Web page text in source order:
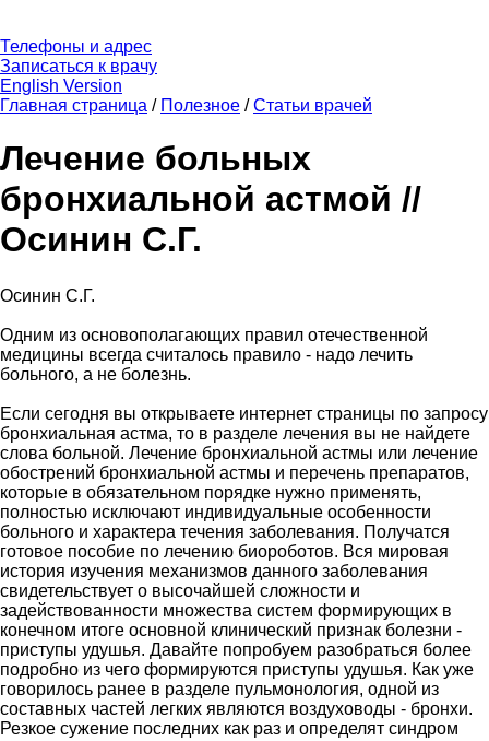
Телефоны и адрес
Записаться к врачу
English Version
Главная страница / Полезное / Статьи врачей
Лечение больных
бронхиальной астмой //
Осинин С.Г.
Осинин С.Г.
Одним из основополагающих правил отечественной
медицины всегда считалось правило - надо лечить
больного, а не болезнь.
Если сегодня вы открываете интернет страницы по запросу
бронхиальная астма, то в разделе лечения вы не найдете
слова больной. Лечение бронхиальной астмы или лечение
обострений бронхиальной астмы и перечень препаратов,
которые в обязательном порядке нужно применять,
полностью исключают индивидуальные особенности
больного и характера течения заболевания. Получатся
готовое пособие по лечению биороботов. Вся мировая
история изучения механизмов данного заболевания
свидетельствует о высочайшей сложности и
задействованности множества систем формирующих в
конечном итоге основной клинический признак болезни -
приступы удушья. Давайте попробуем разобраться более
подробно из чего формируются приступы удушья. Как уже
говорилось ранее в разделе пульмонология, одной из
составных частей легких являются воздуховоды - бронхи.
Резкое сужение последних как раз и определят синдром